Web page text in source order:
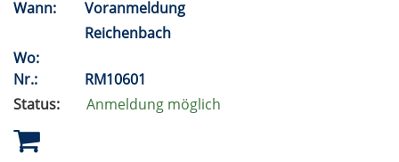
Wann:
Voranmeldung
Reichenbach
Wo:
Nr.:
RM10601
Status:
Anmeldung möglich